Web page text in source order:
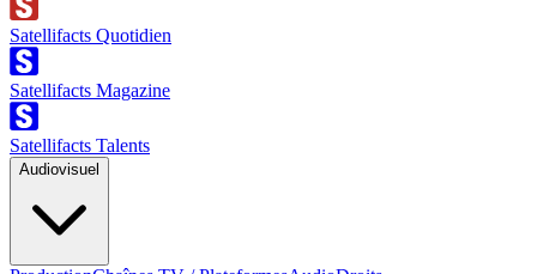
Satellifacts Quotidien
Satellifacts Magazine
Satellifacts Talents
Audiovisuel